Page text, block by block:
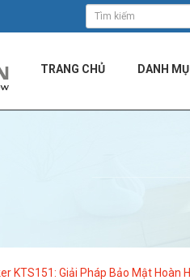
TRANG CHỦ DANH
KTS151: Giải Pháp Bảo Mật Hoàn